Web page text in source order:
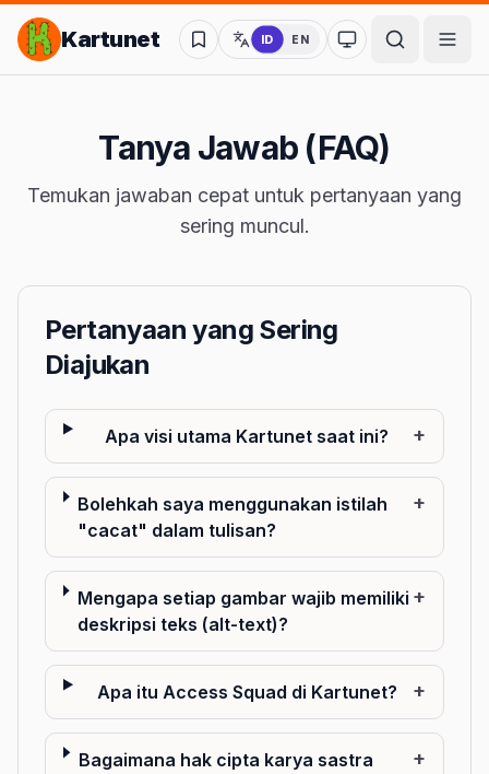
Lompat ke Konten Utama
Kartunet ID EN
Ubah ke mode
Tanya Jawab (FAQ)
Temukan jawaban cepat untuk pertanyaan yang
sering muncul.
Pertanyaan yang Sering
Diajukan
Apa visi utama Kartunet saat ini? +
Bolehkah saya menggunakan istilah
"cacat" dalam tulisan?
+
Mengapa setiap gambar wajib memiliki
deskripsi teks (alt-text)?
+
Apa itu Access Squad di Kartunet? +
Bagaimana hak cipta karya sastra
+